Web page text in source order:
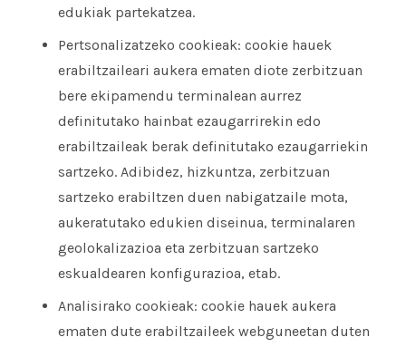
edukiak partekatzea.
Pertsonalizatzeko cookieak: cookie hauek
erabiltzaileari aukera ematen diote zerbitzuan
bere ekipamendu terminalean aurrez
definitutako hainbat ezaugarrirekin edo
erabiltzaileak berak definitutako ezaugarriekin
sartzeko. Adibidez, hizkuntza, zerbitzuan
sartzeko erabiltzen duen nabigatzaile mota,
aukeratutako edukien diseinua, terminalaren
geolokalizazioa eta zerbitzuan sartzeko
eskualdearen konfigurazioa, etab.
Analisirako cookieak: cookie hauek aukera
ematen dute erabiltzaileek webguneetan duten